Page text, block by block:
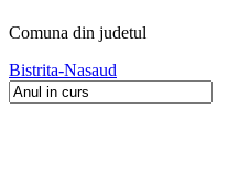
Comuna din judetul
Bistrita-Nasaud